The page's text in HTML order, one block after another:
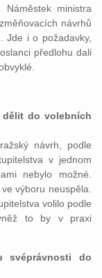
ministra
návrhů
Jde i o požadavky,
předlohu dali
dělit do volebních
návrh, podle
v jednom
nebylo možné.
výboru neuspěla.
volilo podle
to by v praxi
svéprávnosti do